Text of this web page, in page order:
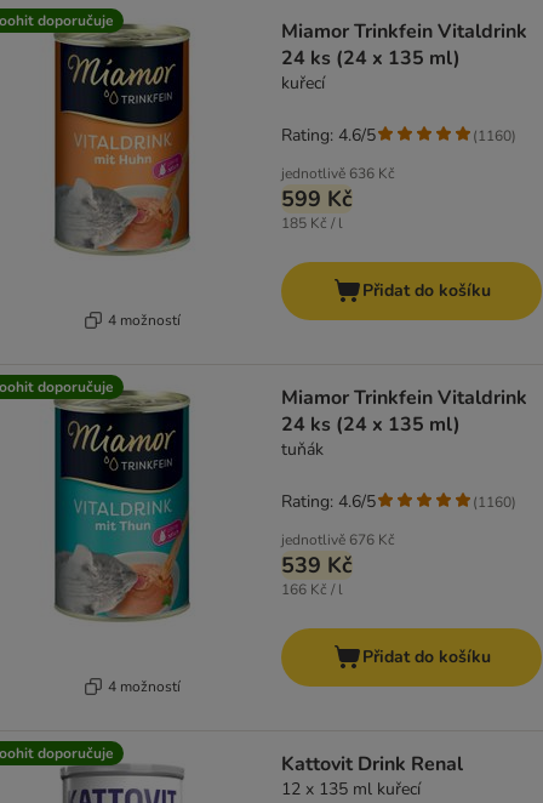
doporučuje
4 možností
Miamor Trinkfein Vitaldrink
24 ks (24 x 135 ml)
kuřecí
jednotlivě 636 Kč
599 Kč
185 Kč / l
Rating: 4.6/5 (1160)
Přidat do košíku
doporučuje
4 možností
Miamor Trinkfein Vitaldrink
24 ks (24 x 135 ml)
tuňák
jednotlivě 676 Kč
539 Kč
166 Kč / l
Rating: 4.6/5 (1160)
Přidat do košíku
doporučuje Kattovit Drink Renal
12 x 135 ml kuřecí